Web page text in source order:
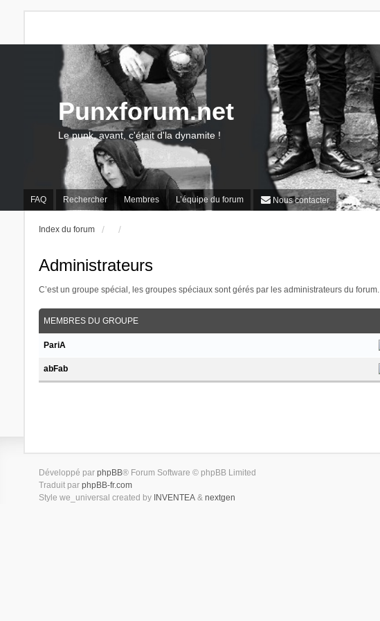
FAQ Rechercher Membres L’équipe du forum Nous contacter
Punxforum.net
Le punk, avant, c'était d'la dynamite !
Index du forum
Administrateurs
C’est un groupe spécial, les groupes spéciaux sont gérés par les administrateurs du forum.
MEMBRES DU GROUPE
PariA
abFab
Développé par phpBB® Forum Software © phpBB Limited
Traduit par phpBB-fr.com
Style we_universal created by INVENTEA& nextgen